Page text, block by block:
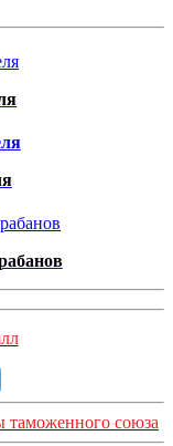
таможенного союза